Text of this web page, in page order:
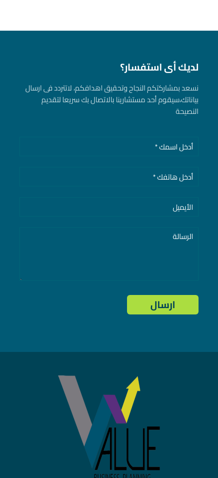
لديك أى استفسار؟
نسعد بمشاركتكم النجاح وتحقيق اهدافكم، لاتتردد فى ارسال
بياناتك، سيقوم أحد مستشارينا بالاتصال بك سريعا لتقديم
النصيحة